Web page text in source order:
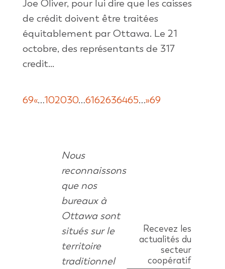
Joe Oliver, pour lui dire que les caisses
de crédit doivent être traitées
équitablement par Ottawa. Le 21
octobre, des représentants de 317
credit...
69«…102030…6162636465…»69
Nous
reconnaissons
que nos
bureaux à
Ottawa sont
situés sur le
territoire
traditionnel
Recevez les
actualités du
secteur
coopératif